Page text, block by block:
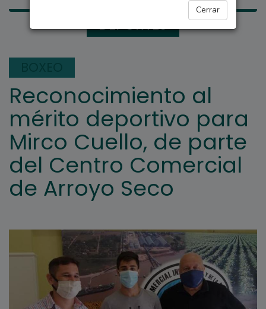
Cerrar
DEPORTES
Reconocimiento al
mérito deportivo para
Mirco Cuello, de parte
del Centro Comercial
de Arroyo Seco